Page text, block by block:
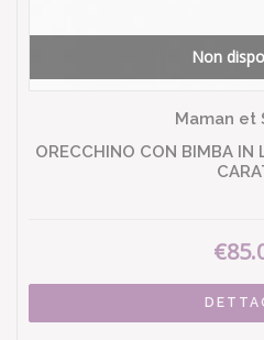
Non
Maman et
ORECCHINO CON BIMBA IN